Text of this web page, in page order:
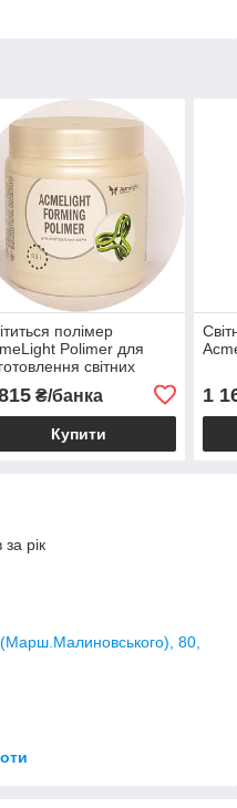
полімер
Polimer для
світних
₴/банка
Купити
1
рік
(Марш.Малиновського), 80,